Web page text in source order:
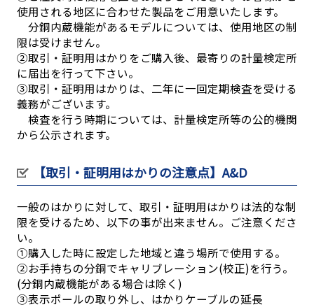
使用される地区に合わせた製品をご用意いたします。
分銅内蔵機能があるモデルについては、使用地区の制
限は受けません。
②取引・証明用はかりをご購入後、最寄りの計量検定所
に届出を行って下さい。
③取引・証明用はかりは、二年に一回定期検査を受ける
義務がございます。
検査を行う時期については、計量検定所等の公的機関
から公示されます。
【取引・証明用はかりの注意点】A&D
一般のはかりに対して、取引・証明用はかりは法的な制
限を受けるため、以下の事が出来ません。ご注意くださ
い。
①購入した時に設定した地域と違う場所で使用する。
②お手持ちの分銅でキャリブレーション(校正)を行う。
(分銅内蔵機能がある場合は除く)
③表示ポールの取り外し、はかりケーブルの延長